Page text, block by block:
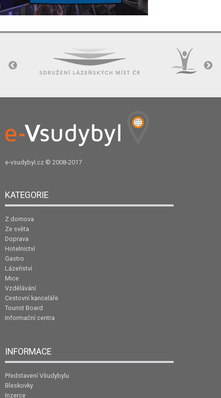
e-vsudybyl.cz © 2008-2017
KATEGORIE
Z domova
Ze světa
Doprava
Hotelnictví
Gastro
Lázeňství
Mice
Vzdělávání
Cestovní kanceláře
Tourist Board
Informační centra
INFORMACE
Představení Všudybylu
Bleskovky
Inzerce